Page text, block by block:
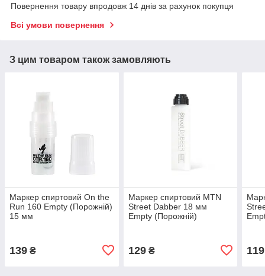
Повернення товару впродовж 14 днів за рахунок покупця
Всі умови повернення
З цим товаром також замовляють
Маркер спиртовий On the
Run 160 Empty (Порожній)
15 мм
139 ₴
Маркер спиртовий MTN
Street Dabber 18 мм
Empty (Порожній)
129₴ 119